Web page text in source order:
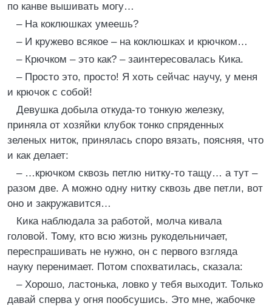
по канве вышивать могу…
– На коклюшках умеешь?
– И кружево всякое – на коклюшках и крючком…
– Крючком – это как? – заинтересовалась Кика.
– Просто это, просто! Я хоть сейчас научу, у меня
и крючок с собой!
Девушка добыла откуда-то тонкую железку,
приняла от хозяйки клубок тонко спряденных
зеленых ниток, принялась споро вязать, поясняя, что
и как делает:
– …крючком сквозь петлю нитку-то тащу… а тут –
разом две. А можно одну нитку сквозь две петли, вот
оно и закружавится…
Кика наблюдала за работой, молча кивала
головой. Тому, кто всю жизнь рукодельничает,
переспрашивать не нужно, он с первого взгляда
науку перенимает. Потом спохватилась, сказала:
– Хорошо, ластонька, ловко у тебя выходит. Только
давай сперва у огня пообсушись. Это мне, жабочке